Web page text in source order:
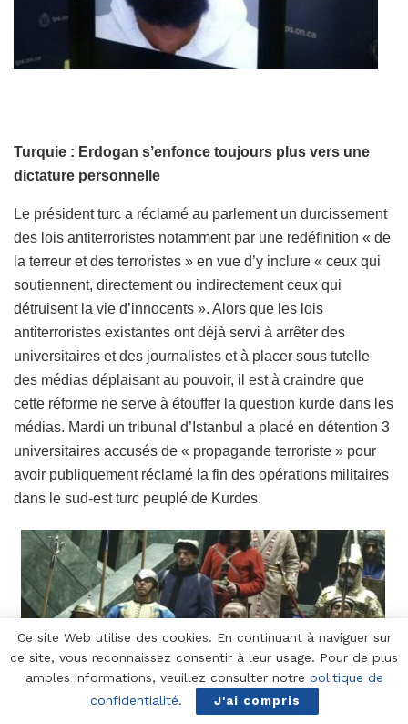
Turquie : Erdogan s’enfonce toujours plus vers une
dictature personnelle
Le président turc a réclamé au parlement un durcissement
des lois antiterroristes notamment par une redéfinition « de
la terreur et des terroristes » en vue d’y inclure « ceux qui
soutiennent, directement ou indirectement ceux qui
détruisent la vie d’innocents ». Alors que les lois
antiterroristes existantes ont déjà servi à arrêter des
universitaires et des journalistes et à placer sous tutelle
des médias déplaisant au pouvoir, il est à craindre que
cette réforme ne serve à étouffer la question kurde dans les
médias. Mardi un tribunal d’Istanbul a placé en détention 3
universitaires accusés de « propagande terroriste » pour
avoir publiquement réclamé la fin des opérations militaires
dans le sud-est turc peuplé de Kurdes.
Ce site Web utilise des cookies. En continuant à naviguer sur
ce site, vous reconnaissez consentir à leur usage. Pour de plus
amples informations, veuillez consulter notre politique de
confidentialité. J'ai compris